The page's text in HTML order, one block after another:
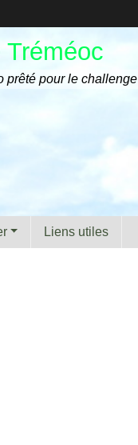
Tréméoc
prêté pour le challenge
Liens utiles